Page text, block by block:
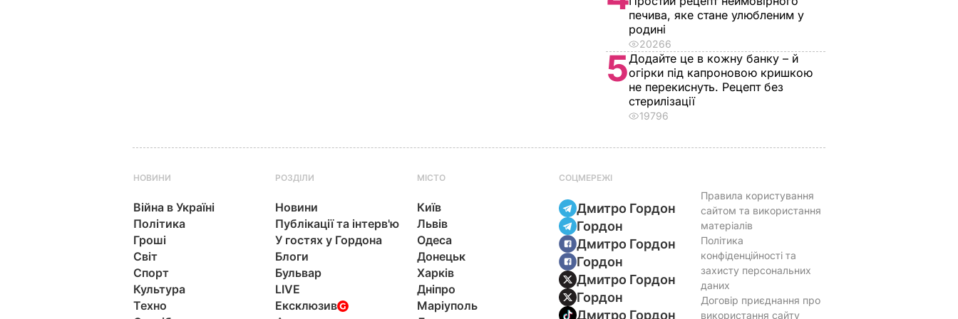
печива, яке стане улюбленим у
родині
20266
5Додайте це в кожну банку – й
огірки під капроновою кришкою
не перекиснуть. Рецепт без
стерилізації
19796
НОВИНИ
Війна в Україні
Політика
Гроші
Світ
Спорт
Культура
Техно
РОЗДІЛИ
Новини
Публікації та інтерв'ю
У гостях у Гордона
Блоги
Бульвар
LIVE
Ексклюзив
МІСТО
Київ
Львів
Одеса
Донецьк
Харків
Дніпро
Маріуполь
СОЦМЕРЕЖІ
Дмитро Гордон
Гордон
Дмитро Гордон
Гордон
Дмитро Гордон
Гордон
Дмитро Гордон
Правила користування
сайтом та використання
матеріалів
Політика
конфіденційності та
захисту персональних
даних
Договір приєднання про
використання сайту